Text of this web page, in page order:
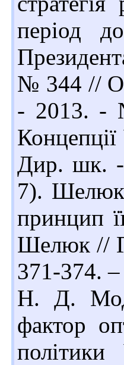
період
№ 344 //
- 2013. -
Дир. шк.
7).
принцип
Шелюк //
371-374. –
Н. Д.
фактор